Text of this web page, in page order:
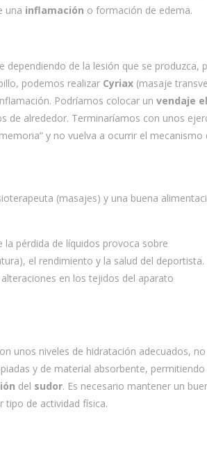
una inflamación o formación de edema.
dependiendo de la lesión que se produzca,
podemos realizar Cyriax (masaje
Podríamos colocar un vendaje
de alrededor. Terminaríamos con unos
y no vuelva a ocurrir el mecanismo
(masajes) y una buena
pérdida de líquidos provoca sobre
el rendimiento y la salud del
en los tejidos del aparato
unos niveles de hidratación adecuados,
y de material absorbente,
del sudor. Es necesario mantener un
tipo de actividad física.